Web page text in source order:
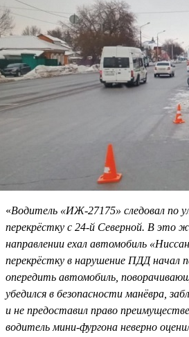
«Водитель «ИЖ-27175» следовал по
перекрёстку с 24-й Северной. В это
направлении ехал автомобиль
перекрёстку в нарушение ПДД начал
опередить автомобиль,
убедился в безопасности манёвра,
и не предоставил право
водитель мини-фургона неверно